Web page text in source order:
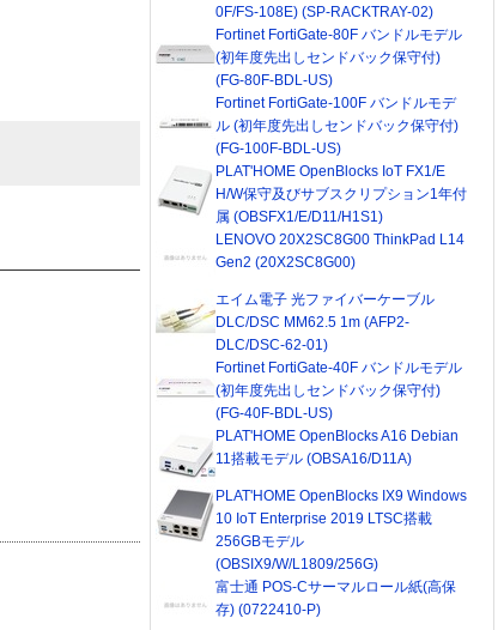
0F/FS-108E) (SP-RACKTRAY-02)
Fortinet FortiGate-80F バンドルモデル
(初年度先出しセンドバック保守付)
(FG-80F-BDL-US)
Fortinet FortiGate-100F バンドルモデ
ル (初年度先出しセンドバック保守付)
(FG-100F-BDL-US)
PLAT'HOME OpenBlocks IoT FX1/E
H/W保守及びサブスクリプション1年付
属 (OBSFX1/E/D11/H1S1)
LENOVO 20X2SC8G00 ThinkPad L14
Gen2 (20X2SC8G00)
エイム電子 光ファイバーケーブル
DLC/DSC MM62.5 1m (AFP2-
DLC/DSC-62-01)
Fortinet FortiGate-40F バンドルモデル
(初年度先出しセンドバック保守付)
(FG-40F-BDL-US)
PLAT'HOME OpenBlocks A16 Debian
11搭載モデル (OBSA16/D11A)
PLAT'HOME OpenBlocks IX9 Windows
10 IoT Enterprise 2019 LTSC搭載
256GBモデル
(OBSIX9/W/L1809/256G)
富士通 POS-Cサーマルロール紙(高保
存) (0722410-P)